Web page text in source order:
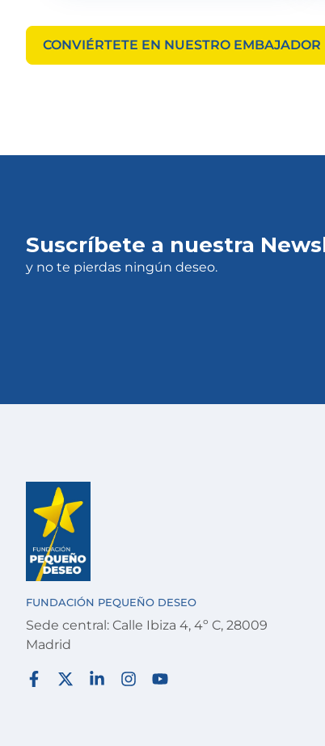
CONVIÉRTETE EN NUESTRO EMBAJADOR
Suscríbete a nuestra
y no te pierdas ningún deseo.
FUNDACIÓN PEQUEÑO DESEO
Sede central: Calle Ibiza 4, 4º C, 28009
Madrid